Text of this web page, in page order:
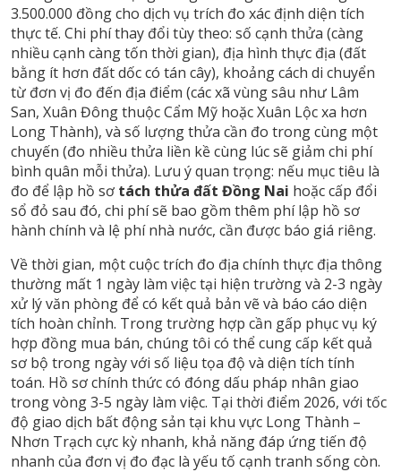
3.500.000 đồng cho dịch vụ trích đo xác định diện tích
thực tế. Chi phí thay đổi tùy theo: số cạnh thửa (càng
nhiều cạnh càng tốn thời gian), địa hình thực địa (đất
bằng ít hơn đất dốc có tán cây), khoảng cách di chuyển
từ đơn vị đo đến địa điểm (các xã vùng sâu như Lâm
San, Xuân Đông thuộc Cẩm Mỹ hoặc Xuân Lộc xa hơn
Long Thành), và số lượng thửa cần đo trong cùng một
chuyến (đo nhiều thửa liền kề cùng lúc sẽ giảm chi phí
bình quân mỗi thửa). Lưu ý quan trọng: nếu mục tiêu là
đo để lập hồ sơ tách thửa đất Đồng Nai hoặc cấp đổi
sổ đỏ sau đó, chi phí sẽ bao gồm thêm phí lập hồ sơ
hành chính và lệ phí nhà nước, cần được báo giá riêng.
Về thời gian, một cuộc trích đo địa chính thực địa thông
thường mất 1 ngày làm việc tại hiện trường và 2-3 ngày
xử lý văn phòng để có kết quả bản vẽ và báo cáo diện
tích hoàn chỉnh. Trong trường hợp cần gấp phục vụ ký
hợp đồng mua bán, chúng tôi có thể cung cấp kết quả
sơ bộ trong ngày với số liệu tọa độ và diện tích tính
toán. Hồ sơ chính thức có đóng dấu pháp nhân giao
trong vòng 3-5 ngày làm việc. Tại thời điểm 2026, với tốc
độ giao dịch bất động sản tại khu vực Long Thành –
Nhơn Trạch cực kỳ nhanh, khả năng đáp ứng tiến độ
nhanh của đơn vị đo đạc là yếu tố cạnh tranh sống còn.